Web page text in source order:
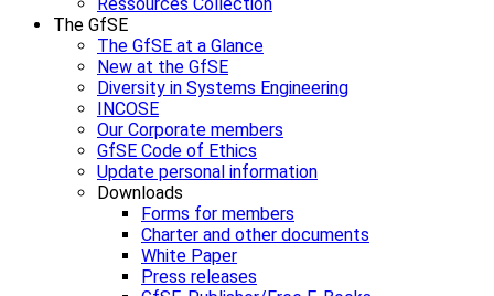
The GfSE
The GfSE at a Glance
New at the GfSE
Diversity in Systems Engineering
INCOSE
Our Corporate members
GfSE Code of Ethics
Update personal information
Downloads
Forms for members
Charter and other documents
White Paper
Press releases